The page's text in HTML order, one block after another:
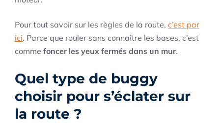
Pour tout savoir sur les règles de la route, c’est par
ici. Parce que rouler sans connaître les bases, c’est
comme foncer les yeux fermés dans un mur.
Quel type de buggy
choisir pour s’éclater sur
la route ?